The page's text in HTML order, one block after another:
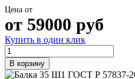
Цена от
от 59000 руб
Купить в один клик
В корзину